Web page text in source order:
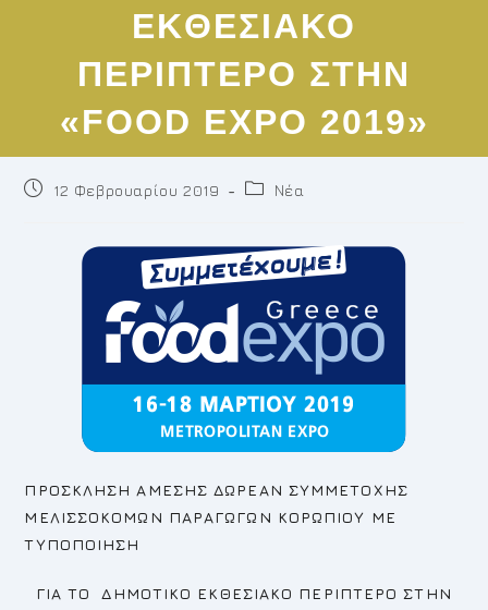
EKΘΕΣΙΑΚΟ
ΠΕΡΙΠΤΕΡΟ ΣΤΗΝ
«FOOD EXPO 2019»
Post12 Φεβρουαρίου 2019
PostΝέα
ΠΡΟΣΚΛΗΣΗ ΑΜΕΣΗΣ ΔΩΡΕΑΝ ΣΥΜΜΕΤΟΧΗΣ
ΜΕΛΙΣΣΟΚΟΜΩΝ ΠΑΡΑΓΩΓΩΝ ΚΟΡΩΠΙΟΥ ΜΕ
ΤΥΠΟΠΟΙΗΣΗ
ΓΙΑ ΤΟ ΔΗΜΟΤΙΚΟ EKΘΕΣΙΑΚΟ ΠΕΡΙΠΤΕΡΟ ΣΤΗΝ